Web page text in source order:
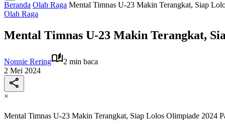
Beranda Olah Raga Mental Timnas U-23 Makin Terangkat, Siap
Olah Raga
Mental Timnas U-23 Makin Terangkat,
Nonnie Rering
2 min baca
2 Mei 2024
×
Mental Timnas U-23 Makin Terangkat, Siap Lolos Olimpiade 2024